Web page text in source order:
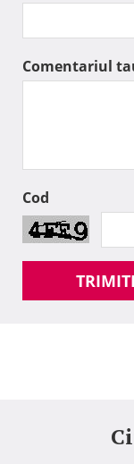
Comentariul
Cod